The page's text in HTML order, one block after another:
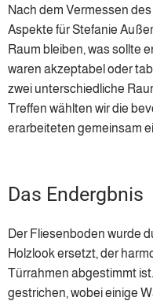
Nach dem Vermessen
Aspekte für Stefanie
Raum bleiben, was sollte
waren akzeptabel oder
zwei unterschiedliche
Treffen wählten wir die
erarbeiteten gemeinsam
Das Endergbnis
Der Fliesenboden wurde
Holzlook ersetzt, der
Türrahmen abgestimmt
gestrichen, wobei einige